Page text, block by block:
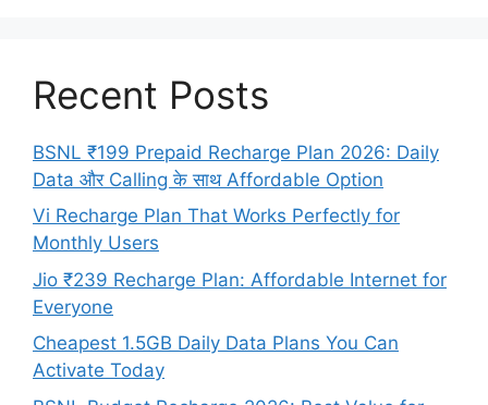
Recent Posts
BSNL ₹199 Prepaid Recharge Plan 2026: Daily
Data और Calling के साथ Affordable Option
Vi Recharge Plan That Works Perfectly for
Monthly Users
Jio ₹239 Recharge Plan: Affordable Internet for
Everyone
Cheapest 1.5GB Daily Data Plans You Can
Activate Today